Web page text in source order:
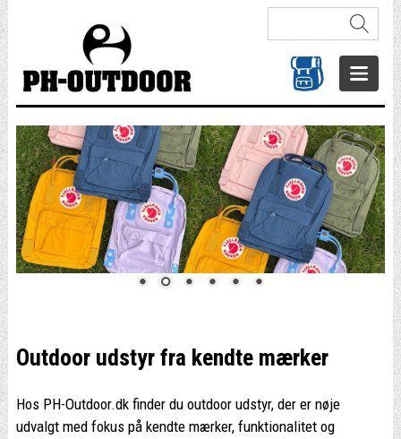
Outdoor udstyr fra kendte mærker
Hos PH-Outdoor.dk finder du outdoor udstyr, der er nøje
udvalgt med fokus på kendte mærker, funktionalitet og